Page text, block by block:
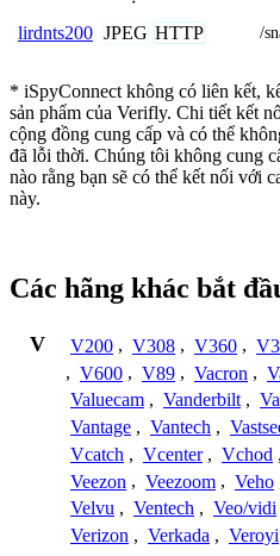
lirdnts200 JPEG HTTP /
* iSpyConnect không có liên kết,
sản phẩm của Verifly. Chi tiết kết
cộng đồng cung cấp và có thể
đã lỗi thời. Chúng tôi không cung
nào rằng bạn sẽ có thể kết nối với
này.
Các hãng khác bắt
V V200 , V308 , V360 ,
, V600 , V89 , Vacron ,
Valuecam , Vanderbilt ,
Vantage , Vantech ,
Vcatch , Vcenter , Vchod ,
Veezon , Veezoom , Veho
Velvu , Ventech , Veo/vidi
Verizon , Verkada , Veroyi